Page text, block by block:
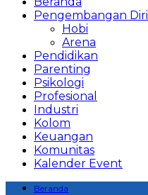
Pengembangan Diri
Hobi
Arena
Pendidikan
Parenting
Psikologi
Profesional
Industri
Kolom
Keuangan
Komunitas
Kalender Event
Beranda